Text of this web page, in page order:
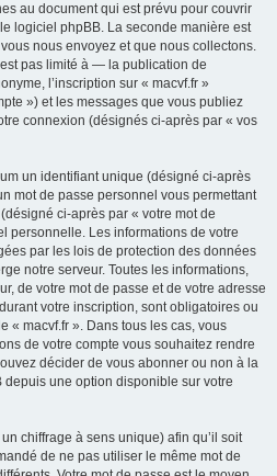
au document qui est prévu pour couvrir
logiciel phpBB. La seconde manière est
nous envoyez et que nous collectons.
pas limité à — la publication de
l’inscription sur « macvf.fr »
») et les messages que vous publiez
connexion (désignés ci-après par « vos
un identifiant unique (désigné ci-après
mot de passe personnel vous permettant
ci-après par « votre mot de
personnelle. Les informations de votre
par les lois de protection des données
notre serveur. Toutes les informations,
de votre mot de passe et de votre adresse
votre inscription, sont obligatoires ou
« macvf.fr ». Dans tous les cas, vous
de votre compte vous souhaitez rendre
décider de vous abonner ou non à la
depuis une option disponible sur votre
chiffrage à sens unique) afin qu’il soit
de ne pas utiliser le même mot de